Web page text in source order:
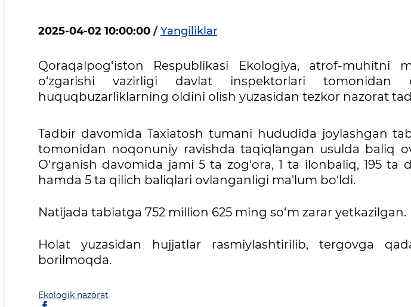
2025-04-02 10:00:00 / Yangiliklar
Qoraqalpog‘iston Respublikasi Ekologiya, atrof-muhitni
o‘zgarishi vazirligi davlat inspektorlari tomonidan
huquqbuzarliklarning oldini olish yuzasidan tezkor nazorat
Tadbir davomida Taxiatosh tumani hududida joylashgan
tomonidan noqonuniy ravishda taqiqlangan usulda baliq
O‘rganish davomida jami 5 ta zog‘ora, 1 ta ilonbaliq, 195 ta
hamda 5 ta qilich baliqlari ovlanganligi ma'lum bo‘ldi.
Natijada tabiatga 752 million 625 ming so‘m zarar yetkazilgan.
Holat yuzasidan hujjatlar rasmiylashtirilib, tergovga
borilmoqda.
Ekologik nazorat